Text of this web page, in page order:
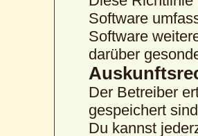
Software
Software
darüber
Der Betreiber
gespeichert
Du kannst